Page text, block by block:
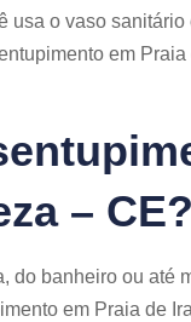
usa o vaso
em
– CE?
do banheiro ou até
em Praia de